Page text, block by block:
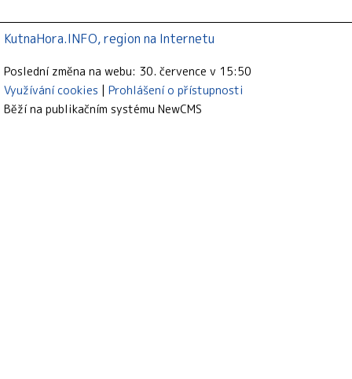
KutnaHora.INFO, region na Internetu
Poslední změna na webu: 30. července v 15:50
Využívání cookies
Prohlášení o přístupnosti
Běží na publikačním systému NewCMS